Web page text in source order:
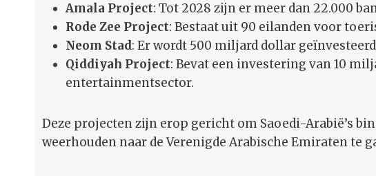
Amala Project: Tot 2028 zijn er meer dan 22.000
Rode Zee Project: Bestaat uit 90 eilanden voor
Neom Stad: Er wordt 500 miljard dollar
Qiddiyah Project: Bevat een investering van 10
entertainmentsector.
Deze projecten zijn erop gericht om Saoedi-Arabië’s
weerhouden naar de Verenigde Arabische Emiraten te